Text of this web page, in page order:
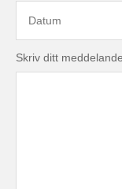
Skriv ditt